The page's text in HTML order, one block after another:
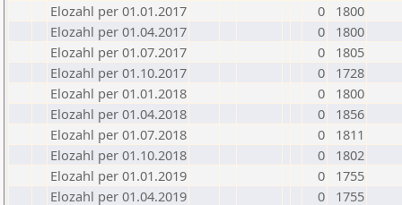
Elozahl per 01.01.2017
0
1800
Elozahl per 01.04.2017
0
1800
Elozahl per 01.07.2017
0
1805
Elozahl per 01.10.2017
0
1728
Elozahl per 01.01.2018
0
1800
Elozahl per 01.04.2018
0
1856
Elozahl per 01.07.2018
0
1811
Elozahl per 01.10.2018
0
1802
Elozahl per 01.01.2019
0
1755
Elozahl per 01.04.2019
0
1755